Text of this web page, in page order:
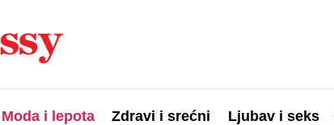
Moda i lepota Zdravi i srećni Ljubav i seks